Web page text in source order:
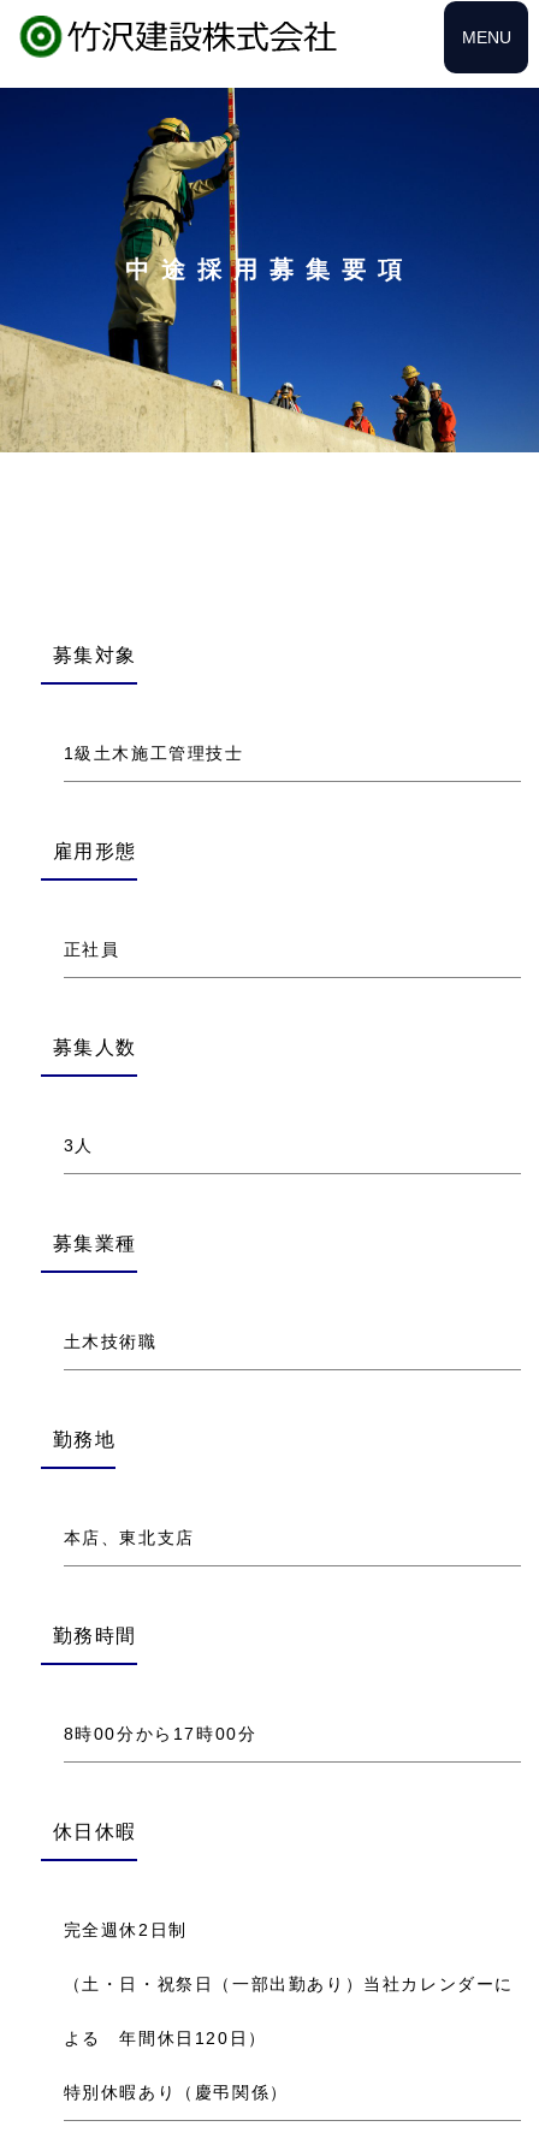
MENU
中途採用募集要項
募集対象
1級土木施工管理技士
雇用形態
正社員
募集人数
3人
募集業種
土木技術職
勤務地
本店、東北支店
勤務時間
8時00分から17時00分
休日休暇
完全週休2日制
（土・日・祝祭日（一部出勤あり）当社カレンダーに
よる 年間休日120日）
特別休暇あり（慶弔関係）